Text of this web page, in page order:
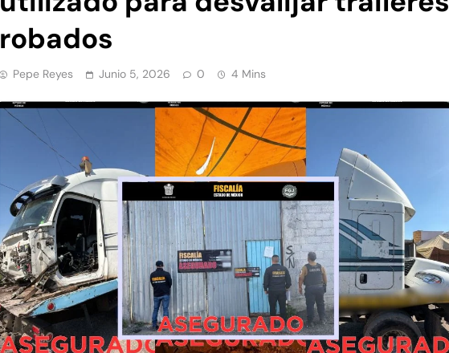
robados
Pepe Reyes Junio 5, 2026 0 4 Mins